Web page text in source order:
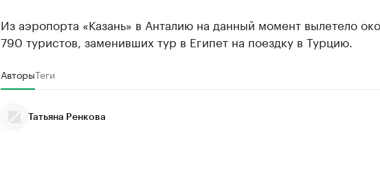
Из аэропорта «Казань» в Анталию на данный момент вылетело
790 туристов, заменивших тур в Египет на поездку в Турцию.
АвторыТеги
Татьяна Ренкова